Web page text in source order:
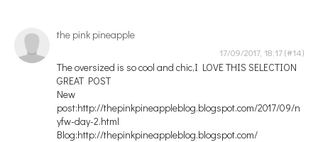
the pink pineapple
17/09/2017, 18:17
The oversized is so cool and chic,I LOVE THIS SELECTION
GREAT POST
New
post:http://thepinkpineappleblog.blogspot.com/2017/09/n
yfw-day-2.html
Blog:http://thepinkpineappleblog.blogspot.com/